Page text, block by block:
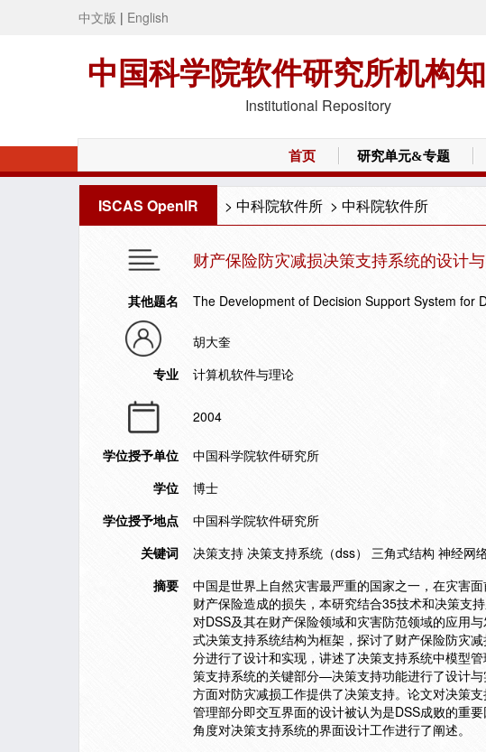
中文版 | English
中国科学院软件研究所机构
Institutional Repository
首页 研究单元&专题
ISCAS OpenIR > 中科院软件所 > 中科院软件所
财产保险防灾减损决策支持系统的设计
其他题名 The Development of Decision Support System for
胡大奎
专业
计算机软件与理论
2004
学位授予单位
中国科学院软件研究所
学位
博士
学位授予地点
中国科学院软件研究所
关键词
决策支持 决策支持系统（dss） 三角式结构 神经
摘要
中国是世界上自然灾害最严重的国家之一，在灾害
财产保险造成的损失，本研究结合35技术和决策支
对DSS及其在财产保险领域和灾害防范领域的应用
式决策支持系统结构为框架，探讨了财产保险防灾
分进行了设计和实现，讲述了决策支持系统中模型
策支持系统的关键部分—决策支持功能进行了设计
方面对防灾减损工作提供了决策支持。论文对决策
管理部分即交互界面的设计被认为是DSS成败的重
角度对决策支持系统的界面设计工作进行了阐述。